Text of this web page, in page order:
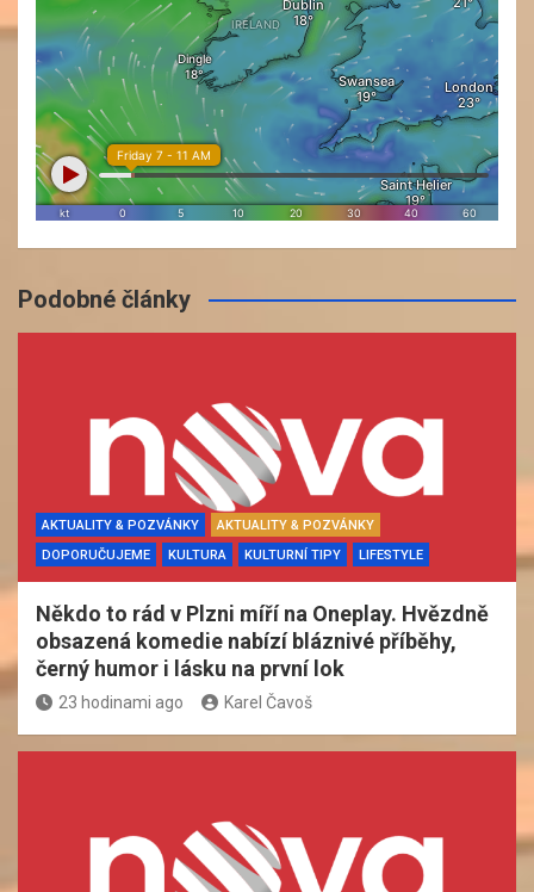
Podobné články
AKTUALITY & POZVÁNKY
AKTUALITY & POZVÁNKY
DOPORUČUJEME
KULTURA KULTURNÍ TIPY LIFESTYLE
Někdo to rád v Plzni míří na Oneplay. Hvězdně
obsazená komedie nabízí bláznivé příběhy,
černý humor i lásku na první lok
23 hodinami ago Karel Čavoš